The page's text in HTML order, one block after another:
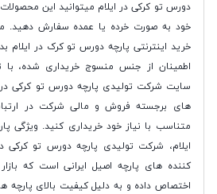
دورس تو کرکی در ایلام میتوانید این
خود به صورت خرده یا عمده سفارش
خرید اینترنتی پارچه دورس تو کرک در ایلام
اطمینان از جنس منسوج خریداری شده،
سایت شرکت تولیدی پارچه دورس تو کرکی در
های برجسته فروش و مالی شرکت در
متناسب با نیاز خود خریداری کنید. ویژگی
ایلام، شرکت تولیدی پارچه دورس تو کرکی
کننده های پارچه اصیل ایرانی است که
اختصاص داده و به دلیل کیفیت بالای